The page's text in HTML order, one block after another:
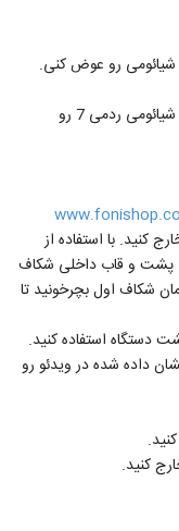
شیائومی رو عوض کنی.
در این ویدئو آموزش نحوه تعویض باتری باد کرده شیائومی ردمی 7 رو
کنید. با استفاده از
پشت و قاب داخلی شکاف
شکاف اول بچرخونید تا
دستگاه استفاده کنید.
چهارسوی 3.0 پیچ های نشان داده شده در ویدئو رو
کنید.